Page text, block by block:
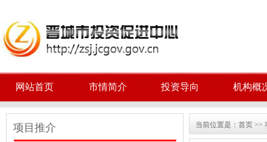
网站首页 市情简介 投资导向 机构概
项目推介 当前位置是： 首页 >>